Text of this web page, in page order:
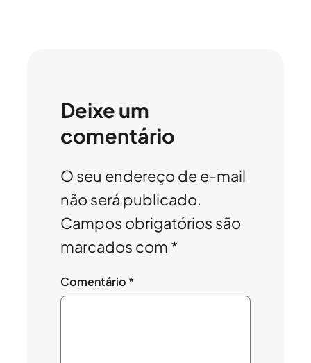
Deixe um
comentário
O seu endereço de e-mail
não será publicado.
Campos obrigatórios são
marcados com *
Comentário *